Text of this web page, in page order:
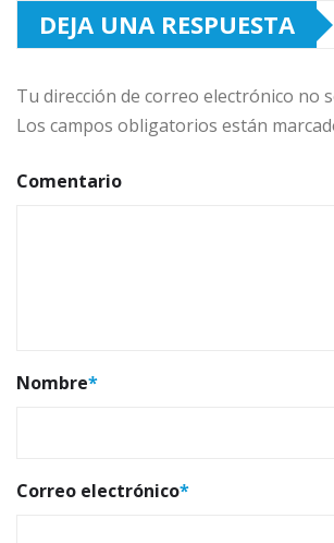
DEJA UNA RESPUESTA
Tu dirección de correo electrónico no
Los campos obligatorios están
Comentario
Nombre*
Correo electrónico*